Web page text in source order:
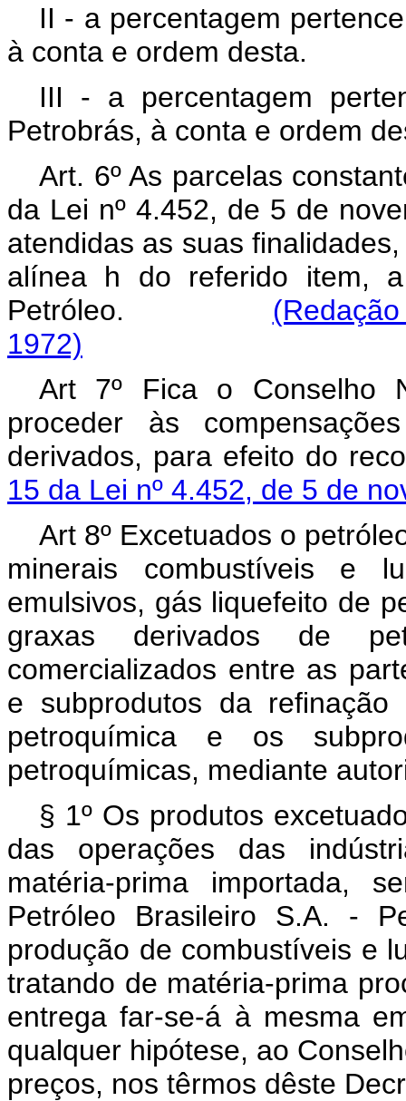
II - a percentagem
à conta e ordem desta.
III - a percentagem
Petrobrás, à conta e ordem
Art. 6º As parcelas
da Lei nº 4.452, de 5 de
atendidas as suas
alínea h do referido item,
Petróleo.
1972)
Art 7º Fica o Conselho
proceder às
derivados, para efeito do
15 da Lei nº 4.452, de 5 de
Art 8º Excetuados o
minerais combustíveis e
emulsivos, gás liquefeito de
graxas derivados de
comercializados entre as
e subprodutos da
petroquímica e os
petroquímicas, mediante
§ 1º Os produtos
das operações das
matéria-prima importada,
Petróleo Brasileiro S.A. -
produção de combustíveis e
tratando de matéria-prima
entrega far-se-á à mesma
qualquer hipótese, ao
preços, nos têrmos dêste